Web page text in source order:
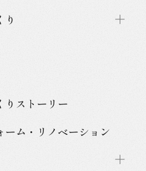
り
り ストーリー
ム・ リノベーション